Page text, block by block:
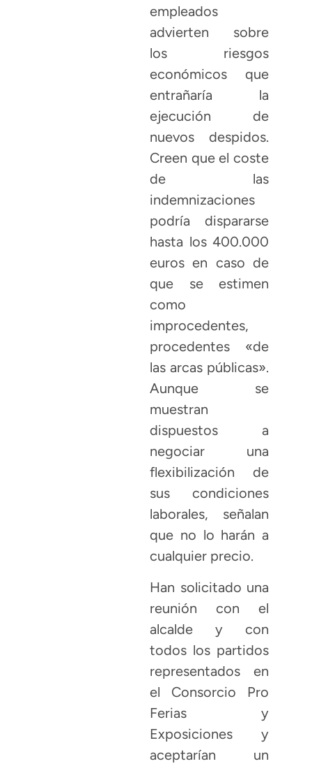
empleados
advierten sobre
los riesgos
económicos que
entrañaría la
ejecución de
nuevos despidos.
Creen que el coste
de las
indemnizaciones
podría dispararse
hasta los 400.000
euros en caso de
que se estimen
como
improcedentes,
procedentes «de
las arcas públicas».
Aunque se
muestran
dispuestos a
negociar una
flexibilización de
sus condiciones
laborales, señalan
que no lo harán a
cualquier precio.
Han solicitado una
reunión con el
alcalde y con
todos los partidos
representados en
el Consorcio Pro
Ferias y
Exposiciones y
aceptarían un